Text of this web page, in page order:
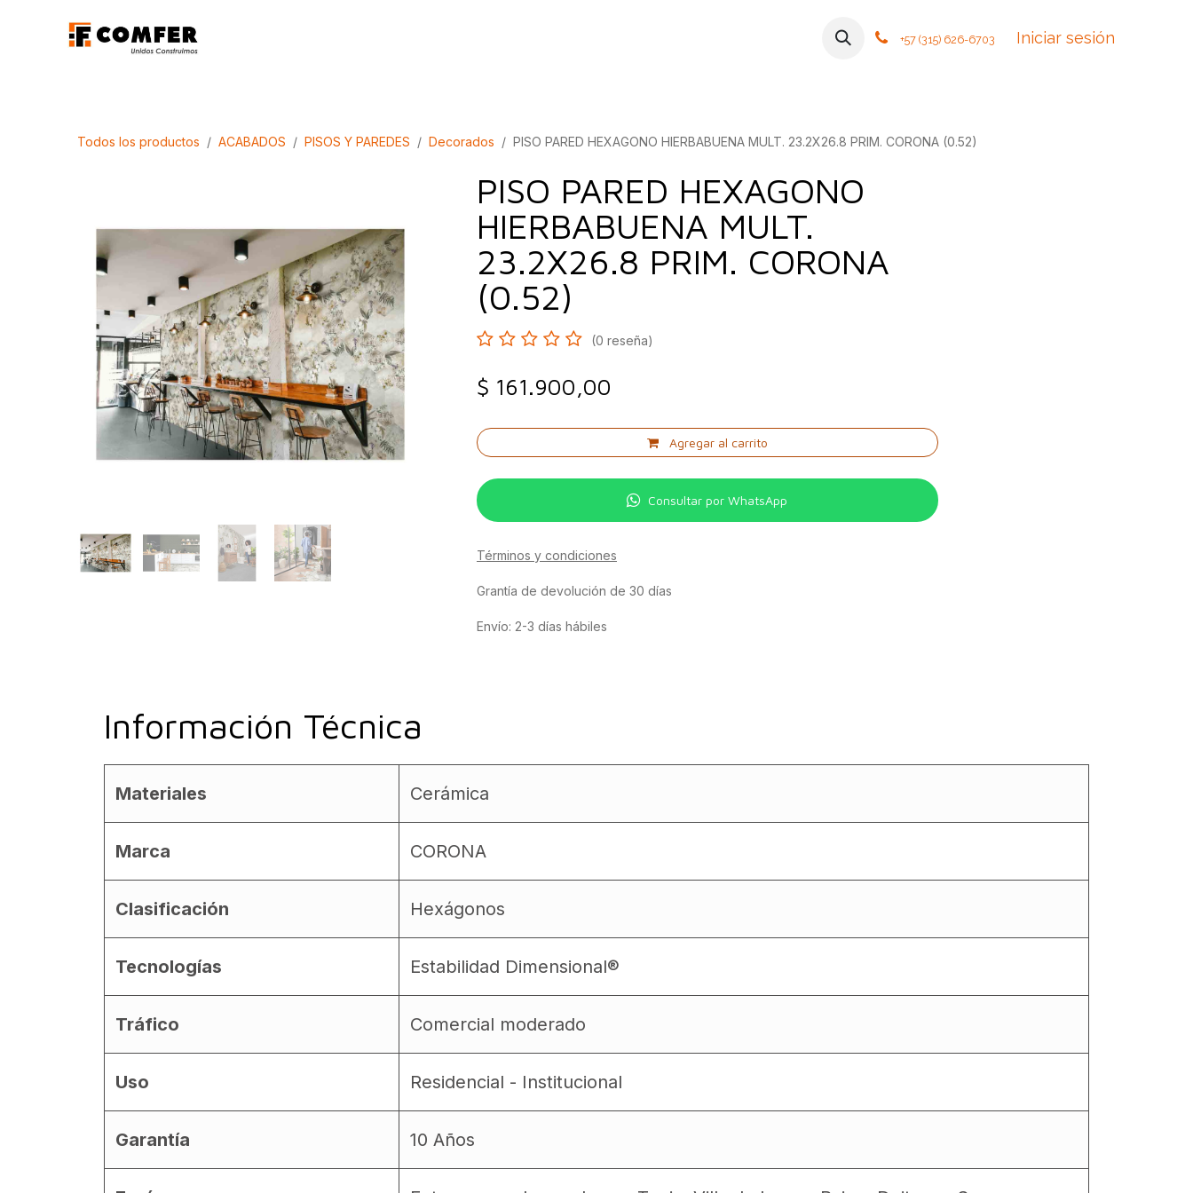
Contáctanos Foro Cursos Tiendas
+57 (315) 626-6703 Iniciar sesión
Todos los productos ACABADOS PISOS Y PAREDES Decorados PISO PARED HEXAGONO HIERBABUENA MULT. 23.2X26.8 PRIM. CORONA (0.52)
PISO PARED HEXAGONO
HIERBABUENA MULT.
23.2X26.8 PRIM. CORONA
(0.52)
(0 reseña)
$ 161.900,00
Agregar al carrito
Consultar por WhatsApp
Términos y condiciones
Grantía de devolución de 30 días
Envío: 2-3 días hábiles
Información Técnica
Materiales Cerámica
Marca CORONA
Clasificación Hexágonos
Tecnologías Estabilidad Dimensional®
Tráfico Comercial moderado
Uso Residencial - Institucional
Garantía 10 Años